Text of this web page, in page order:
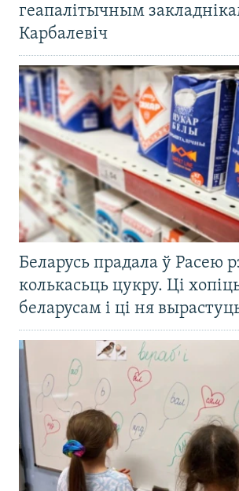
геапалітычным
Карбалевіч
Беларусь прадала ў Расею
колькасьць цукру. Ці
беларусам і ці ня